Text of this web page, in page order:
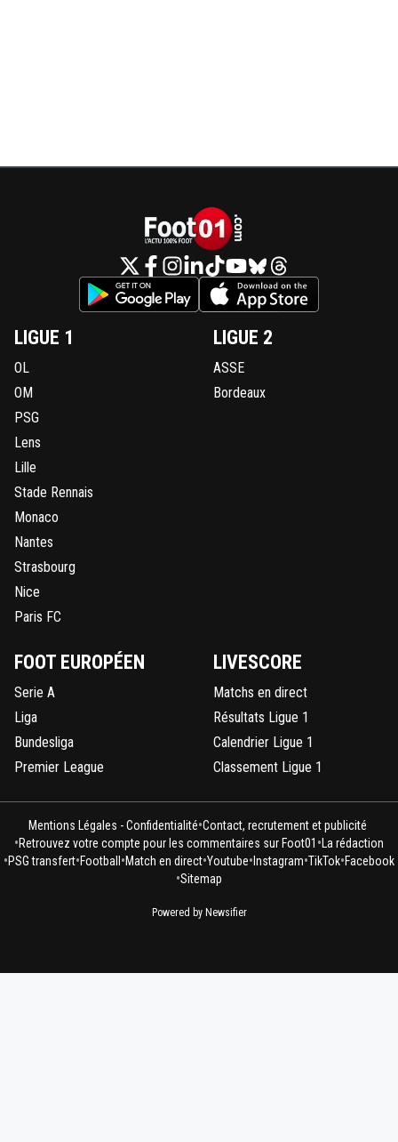
LIGUE 1
OL
OM
PSG
Lens
Lille
Stade Rennais
Monaco
Nantes
Strasbourg
Nice
Paris FC
LIGUE 2
ASSE
Bordeaux
FOOT EUROPÉEN
Serie A
Liga
Bundesliga
Premier League
LIVESCORE
Matchs en direct
Résultats Ligue 1
Calendrier Ligue 1
Classement Ligue 1
Mentions Légales - Confidentialité•Contact, recrutement et publicité
•Retrouvez votre compte pour les commentaires sur Foot01 • La rédaction
•PSG transfert•Football •Match en direct•Youtube• Instagram•TikTok•Facebook
•Sitemap
Powered by Newsifier